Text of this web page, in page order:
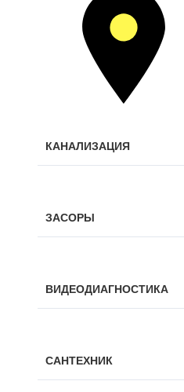
КАНАЛИЗАЦИЯ
ЗАСОРЫ
ВИДЕОДИАГНОСТИКА
САНТЕХНИК